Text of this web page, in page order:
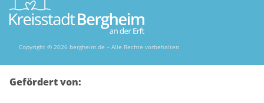
Copyright © 2026 bergheim.de – Alle Rechte vorbehalten
Gefördert von: